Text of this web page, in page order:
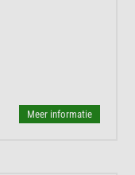
Meer informatie